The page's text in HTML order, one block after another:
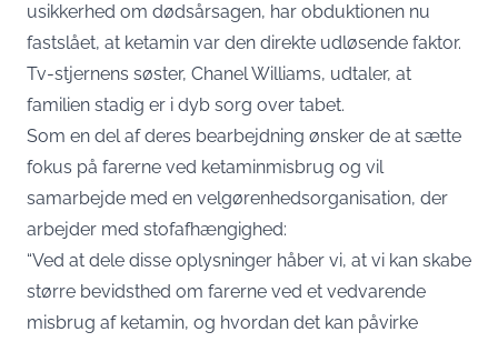
usikkerhed om dødsårsagen, har obduktionen nu
fastslået, at ketamin var den direkte udløsende faktor.
Tv-stjernens søster, Chanel Williams, udtaler, at
familien stadig er i dyb sorg over tabet.
Som en del af deres bearbejdning ønsker de at sætte
fokus på farerne ved ketaminmisbrug og vil
samarbejde med en velgørenhedsorganisation, der
arbejder med stofafhængighed:
“Ved at dele disse oplysninger håber vi, at vi kan skabe
større bevidsthed om farerne ved et vedvarende
misbrug af ketamin, og hvordan det kan påvirke